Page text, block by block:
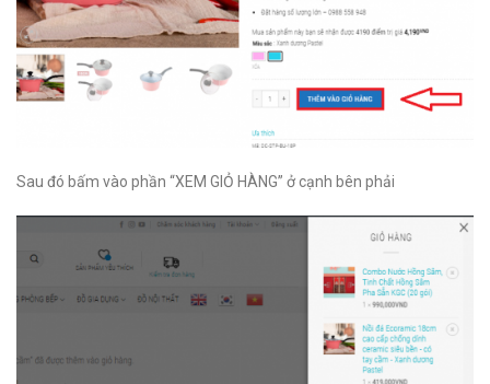
Sau đó bấm vào phần “XEM GIỎ HÀNG” ở cạnh bên phải